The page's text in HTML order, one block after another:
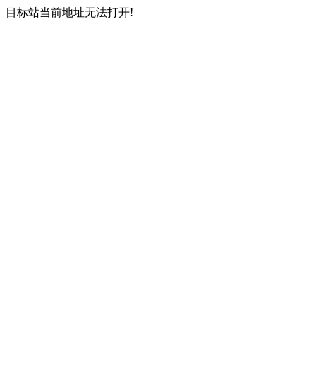
目标站当前地址无法打开!